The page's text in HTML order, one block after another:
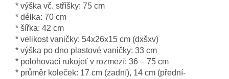
* výška vč. stříšky: 75 cm
* délka: 70 cm
* šířka: 42 cm
* velikost vaničky: 54x26x15 cm (dxšxv)
* výška po dno plastové vaničky: 33 cm
* polohovací rukojeť v rozmezí: 36 – 75 cm
* průměr koleček: 17 cm (zadní), 14 cm (přední-